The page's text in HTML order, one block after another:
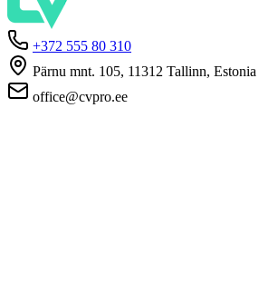
+372 555 80 310
Pärnu mnt. 105, 11312 Tallinn, Estonia
office@cvpro.ee